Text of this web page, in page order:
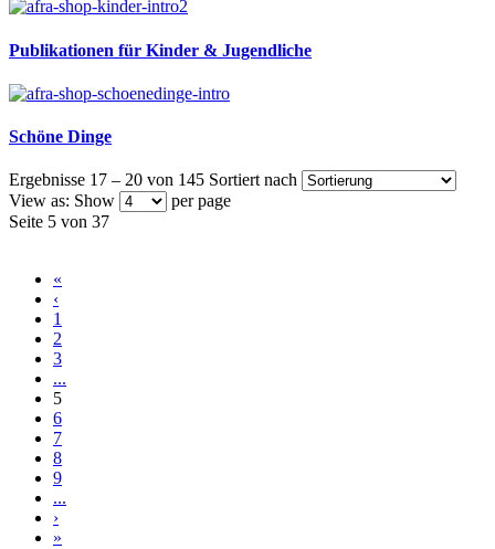
Publikationen für Kinder & Jugendliche
Schöne Dinge
Ergebnisse 17 – 20 von 145 Sortiert nach
View as: Show
per page
Seite 5 von 37
«
‹
1
2
3
...
5
6
7
8
9
...
›
»